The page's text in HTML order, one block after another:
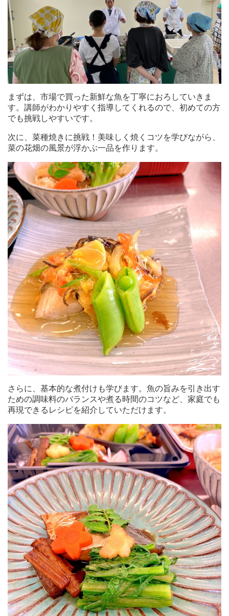
まずは、市場で買った新鮮な魚を丁寧におろしていきま
す。講師がわかりやすく指導してくれるので、初めての方
でも挑戦しやすいです。
次に、菜種焼きに挑戦！美味しく焼くコツを学びながら、
菜の花畑の風景が浮かぶ一品を作ります。
さらに、基本的な煮付けも学びます。魚の旨みを引き出す
ための調味料のバランスや煮る時間のコツなど、家庭でも
再現できるレシピを紹介していただけます。